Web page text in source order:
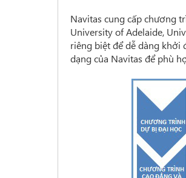
Navitas cung cấp chương
University of Adelaide,
riêng biệt để dễ dàng khởi
dạng của Navitas để phù